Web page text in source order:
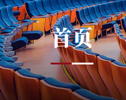
首页